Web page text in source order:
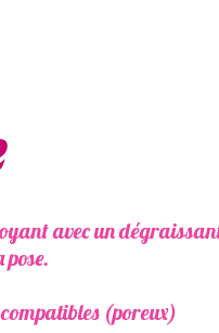
avec un dégraissant au
(poreux)